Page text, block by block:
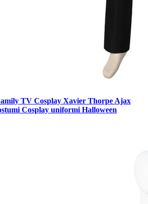
TV Cosplay Xavier Thorpe Ajax
Cosplay uniformi Halloween